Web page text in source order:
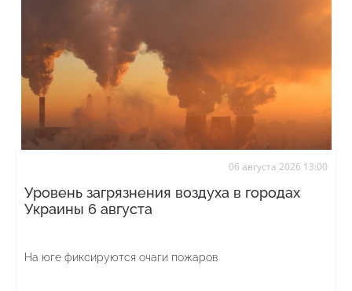
06 августа 2026 13:00
Уровень загрязнения воздуха в городах
Украины 6 августа
На юге фиксируются очаги пожаров